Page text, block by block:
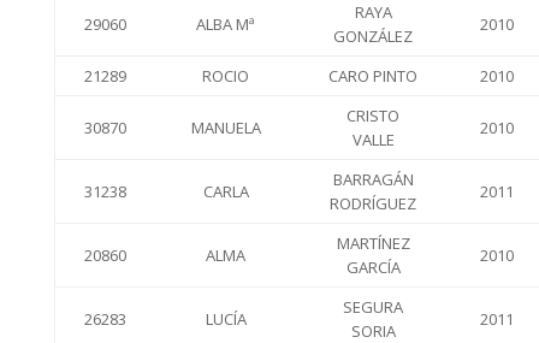
29060 ALBA Mª
RAYA
GONZÁLEZ
2010
21289 ROCIO CARO PINTO 2010
30870 MANUELA
CRISTO
VALLE
2010
31238 CARLA
BARRAGÁN
RODRÍGUEZ
2011
20860 ALMA
MARTÍNEZ
GARCÍA
2010
26283 LUCÍA
SEGURA
SORIA
2011